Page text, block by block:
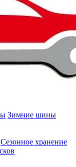
Зимние шины
Сезонное хранение